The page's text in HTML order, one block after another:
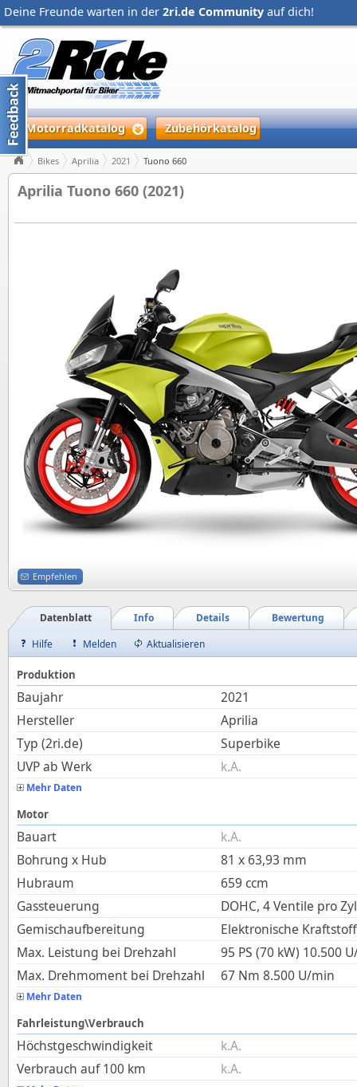
Deine Freunde warten in der 2ri.de Community auf dich!
Motorradkatalog Zubehörkatalog
Bikes Aprilia 2021 Tuono 660
Aprilia Tuono 660 (2021)
Empfehlen
Bewertung
Details
Info
Datenblatt
Hilfe
Melden Aktualisieren
Produktion
Baujahr
2021
Hersteller
Aprilia
Typ (2ri.de)
Superbike
UVP ab Werk
k.A.
Mehr Daten
Motor
Bauart
k.A.
Bohrung x Hub
81 x 63,93 mm
Hubraum
659 ccm
Gassteuerung
DOHC, 4 Ventile pro
Gemischaufbereitung
Elektronische
Max. Leistung bei Drehzahl
95 PS (70 kW) 10.500
Max. Drehmoment bei Drehzahl
67 Nm 8.500 U/min
Mehr Daten
Fahrleistung\Verbrauch
Höchstgeschwindigkeit
k.A.
Verbrauch auf 100 km
k.A.